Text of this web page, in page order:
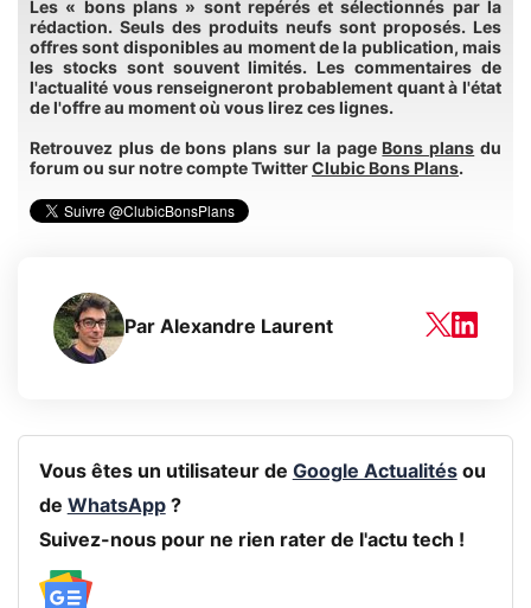
Les « bons plans » sont repérés et sélectionnés par la
rédaction. Seuls des produits neufs sont proposés. Les
offres sont disponibles au moment de la publication, mais
les stocks sont souvent limités. Les commentaires de
l'actualité vous renseigneront probablement quant à l'état
de l'offre au moment où vous lirez ces lignes.
Retrouvez plus de bons plans sur la page Bons plans du
forum ou sur notre compte Twitter Clubic Bons Plans.
Par Alexandre Laurent
Vous êtes un utilisateur de Google Actualitésou
de WhatsApp?
Suivez-nous pour ne rien rater de l'actu tech !